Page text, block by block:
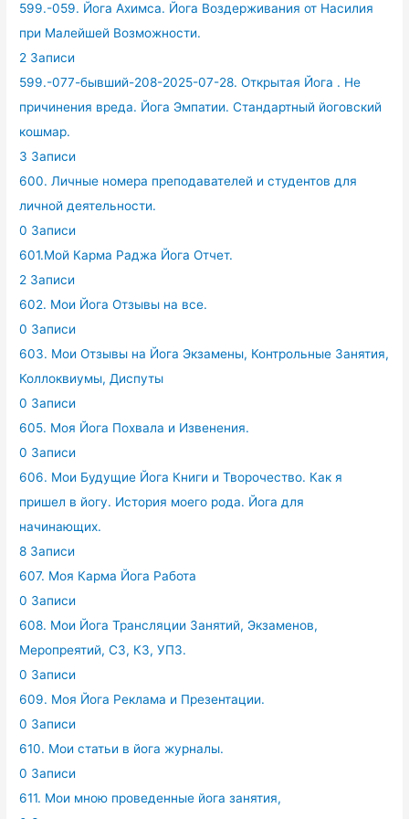
599.-059. Йога Ахимса. Йога Воздерживания от Насилия
при Малейшей Возможности.
2 Записи
599.-077-бывший-208-2025-07-28. Открытая Йога . Не
причинения вреда. Йога Эмпатии. Стандартный йоговский
кошмар.
3 Записи
600. Личные номера преподавателей и студентов для
личной деятельности.
0 Записи
601.Мой Карма Раджа Йога Отчет.
2 Записи
602. Мои Йога Отзывы на все.
0 Записи
603. Мои Отзывы на Йога Экзамены, Контрольные Занятия,
Коллоквиумы, Диспуты
0 Записи
605. Моя Йога Похвала и Извенения.
0 Записи
606. Мои Будущие Йога Книги и Творочество. Как я
пришел в йогу. История моего рода. Йога для
начинающих.
8 Записи
607. Моя Карма Йога Работа
0 Записи
608. Мои Йога Трансляции Занятий, Экзаменов,
Меропреятий, СЗ, КЗ, УПЗ.
0 Записи
609. Моя Йога Реклама и Презентации.
0 Записи
610. Мои статьи в йога журналы.
0 Записи
611. Мои мною проведенные йога занятия,